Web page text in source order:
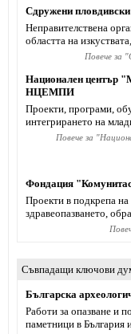
Сдружени
Неправителствена
областта на
Повече за "
Национален център
НЦЕМПИ
Проекти, програми,
интегрирането на
Повече за "
Фондация
Проекти в подкрепа на
здравеопазването,
Съвпадащи ключови
Българска
Работи за опазване и
паметници в България